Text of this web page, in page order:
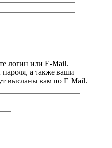
логин или E-Mail.
пароля, а также ваши
высланы вам по E-Mail.